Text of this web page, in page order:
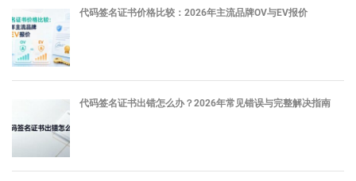
代码签名证书价格比较：2026年主流品牌OV与EV报价
代码签名证书出错怎么办？2026年常见错误与完整解决指南